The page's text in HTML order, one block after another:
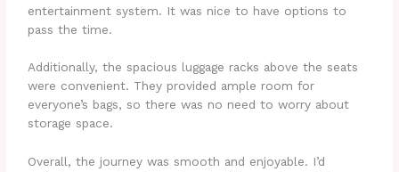
entertainment system. It was nice to have options to
pass the time.
Additionally, the spacious luggage racks above the seats
were convenient. They provided ample room for
everyone’s bags, so there was no need to worry about
storage space.
Overall, the journey was smooth and enjoyable. I’d